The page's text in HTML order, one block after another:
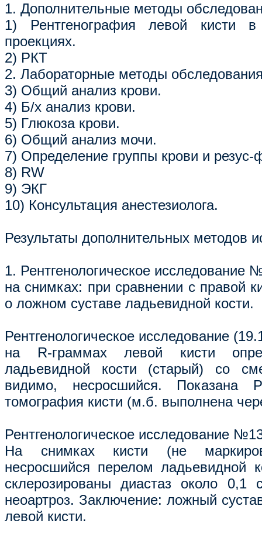
1. Дополнительные методы
1) Рентгенография левой кисти в
проекциях.
2) РКТ
2. Лабораторные методы
3) Общий анализ крови.
4) Б/х анализ крови.
5) Глюкоза крови.
6) Общий анализ мочи.
7) Определение группы крови и резус-
8) RW
9) ЭКГ
10) Консультация анестезиолога.
Результаты дополнительных методов
1. Рентгенологическое исследование
на снимках: при сравнении с правой
о ложном суставе ладьевидной кости.
Рентгенологическое исследование
на R-граммах левой кисти
ладьевидной кости (старый) со
видимо, несросшийся. Показана
томография кисти (м.б. выполнена
Рентгенологическое исследование
На снимках кисти (не
несросшийся перелом ладьевидной
склерозированы диастаз около
неоартроз. Заключение: ложный
левой кисти.